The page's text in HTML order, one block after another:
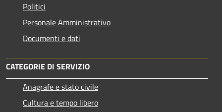
Politici
Personale Amministrativo
Documenti e dati
CATEGORIE DI SERVIZIO
Anagrafe e stato civile
Cultura e tempo libero